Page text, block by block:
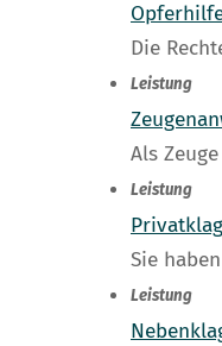
Die
Leistung
Als
Leistung
Sie
Leistung